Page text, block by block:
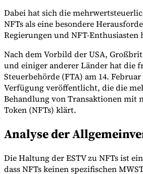
Werkzeuge
VAT-Rechner
NummernprüferTracker für E-Rechnungs-
Dabei hat sich die
NFTs als eine besondere
Regierungen und NFT-Enthusiasten
Nach dem Vorbild der USA,
und einiger anderer Länder hat die
Steuerbehörde (FTA) am 14.
Verfügung veröffentlicht, die die
Behandlung von Transaktionen mit
Token (NFTs) klärt.
Analyse der
Die Haltung der ESTV zu NFTs ist
dass NFTs keinen spezifischen